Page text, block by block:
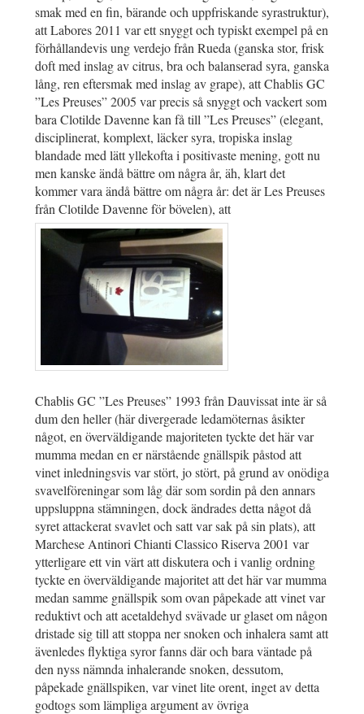
smak med en fin, bärande och uppfriskande syrastruktur),
att Labores 2011 var ett snyggt och typiskt exempel på en
förhållandevis ung verdejo från Rueda (ganska stor, frisk
doft med inslag av citrus, bra och balanserad syra, ganska
lång, ren eftersmak med inslag av grape), att Chablis GC
”Les Preuses” 2005 var precis så snyggt och vackert som
bara Clotilde Davenne kan få till ”Les Preuses” (elegant,
disciplinerat, komplext, läcker syra, tropiska inslag
blandade med lätt yllekofta i positivaste mening, gott nu
men kanske ändå bättre om några år, äh, klart det
kommer vara ändå bättre om några år: det är Les Preuses
från Clotilde Davenne för bövelen), att
Chablis GC ”Les Preuses” 1993 från Dauvissat inte är så
dum den heller (här divergerade ledamöternas åsikter
något, en överväldigande majoriteten tyckte det här var
mumma medan en er närstående gnällspik påstod att
vinet inledningsvis var stört, jo stört, på grund av onödiga
svavelföreningar som låg där som sordin på den annars
uppsluppna stämningen, dock ändrades detta något då
syret attackerat svavlet och satt var sak på sin plats), att
Marchese Antinori Chianti Classico Riserva 2001 var
ytterligare ett vin värt att diskutera och i vanlig ordning
tyckte en överväldigande majoritet att det här var mumma
medan samme gnällspik som ovan påpekade att vinet var
reduktivt och att acetaldehyd svävade ur glaset om någon
dristade sig till att stoppa ner snoken och inhalera samt att
ävenledes flyktiga syror fanns där och bara väntade på
den nyss nämnda inhalerande snoken, dessutom,
påpekade gnällspiken, var vinet lite orent, inget av detta
godtogs som lämpliga argument av övriga